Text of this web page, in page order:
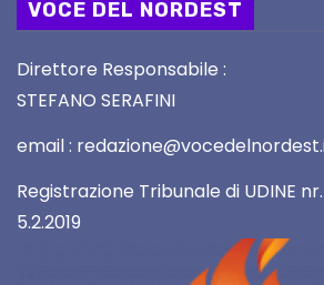
VOCE DEL NORDEST
Direttore Responsabile :
STEFANO SERAFINI
email :
Registrazione Tribunale di UDINE
5.2.2019